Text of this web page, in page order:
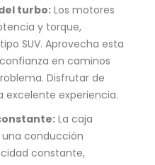
turbo: Los motores
y torque,
SUV. Aprovecha esta
en caminos
Disfrutar de
excelente experiencia.
La caja
conducción
constante,